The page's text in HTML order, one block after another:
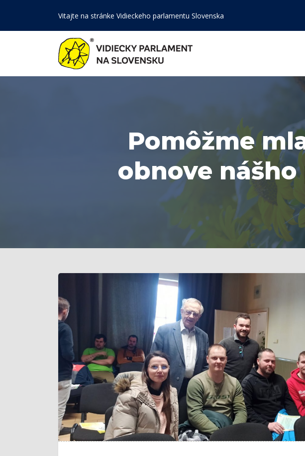
Vitajte na stránke Vidieckeho parlamentu Slovenska
Pomôžme
obnove